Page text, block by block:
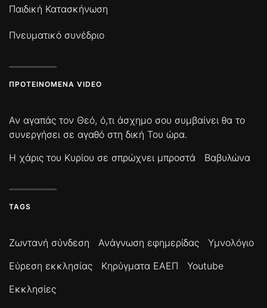
Παιδική Κατασκήνωση
Πνευματικό συνέδριο
ΠΡΟΤΕΙΝΌΜΕΝΑ VIDEO
Αν αγαπάς τον Θεό, ό,τι άσχημο σου συμβαίνει θα το
συνεργήσει σε αγαθό στη δική Του ώρα.
Η χάρις του Κυρίου σε σπρώχνει μπροστά
Βαβυλώνα
TAGS
Ζωντανή σύνδεση Ανάγνωση εφημερίδας
Υμνολόγιο
Εύρεση εκκλησίας
Κηρύγματα ΕΑΕΠ
Youtube
Εκκλησίες